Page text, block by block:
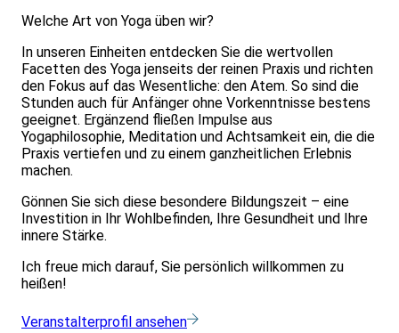
Welche Art von Yoga üben wir?
In unseren Einheiten entdecken Sie die wertvollen
Facetten des Yoga jenseits der reinen Praxis und richten
den Fokus auf das Wesentliche: den Atem. So sind die
Stunden auch für Anfänger ohne Vorkenntnisse bestens
geeignet. Ergänzend fließen Impulse aus
Yogaphilosophie, Meditation und Achtsamkeit ein, die die
Praxis vertiefen und zu einem ganzheitlichen Erlebnis
machen.
Gönnen Sie sich diese besondere Bildungszeit – eine
Investition in Ihr Wohlbefinden, Ihre Gesundheit und Ihre
innere Stärke.
Ich freue mich darauf, Sie persönlich willkommen zu
heißen!
Veranstalterprofil ansehen